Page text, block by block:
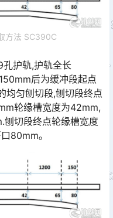
方法 SC390C
护轨,护轨全长
后为缓冲段起点
匀刨切段,刨切段终点
轮缘槽宽度为42mm,
刨切段终点轮缘槽宽度
80mm｡󠅅󠅃󠄵󠅂󠄪󠇖󠆨󠆨󠇕󠆞󠆒󠅬󠇘󠆭󠆘󠇙󠆝󠅵󠇗󠆭󠆁󠄐󠇗󠅹󠅸󠇖󠆍󠅳󠇖󠅹󠅰󠇖󠆌󠅹